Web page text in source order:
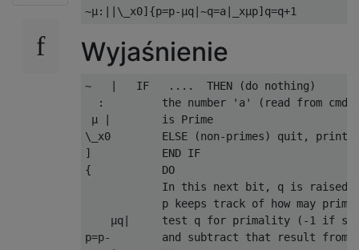
Wyjaśnienie
~   |   IF   ....  THEN (do nothing)
:         the number 'a' (read from cmd
µ |        is Prime
\_x0        ELSE (non-primes) quit,
]           END IF
{           DO
In this next bit, q is
p keeps track of how may
µq|     test q for primality (-1 if
p=p-        and subtract that result from